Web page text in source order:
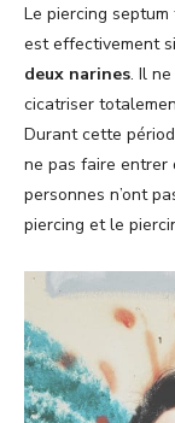
Le piercing
est effectivement
deux narines. Il
cicatriser
Durant cette
ne pas faire entrer
personnes n’ont
piercing et le